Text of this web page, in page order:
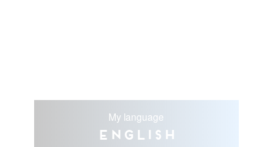
My language
English